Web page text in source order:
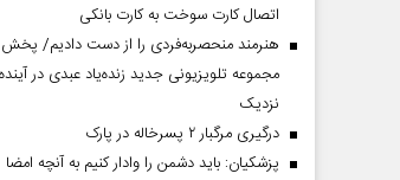
اتصال کارت سوخت به کارت بانکی
مجموعه تلویزیونی جدید زنده‌یاد عبدی در آینده
نزدیک
درگیری مرگبار ۲ پسرخاله در پارک
پزشکیان: باید دشمن را وادار کنیم به آنچه امضا